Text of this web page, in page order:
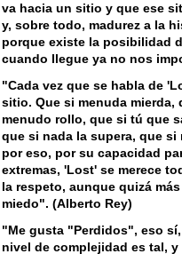
va hacia un sitio y que ese
y, sobre todo, madurez a la
porque existe la posibilidad
cuando llegue ya no nos
"Cada vez que se habla de
sitio. Que si menuda mierda,
menudo rollo, que si tú que
que si nada la supera, que
por eso, por su capacidad
extremas, 'Lost' se merece
la respeto, aunque quizá
miedo". (Alberto Rey)
"Me gusta "Perdidos", eso
nivel de complejidad es tal,